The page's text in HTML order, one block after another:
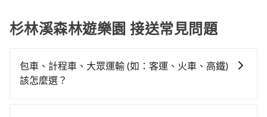
杉林溪森林遊樂園 接送常見問題
包車、計程車、大眾運輸 (如：客運、火車、高鐵)
該怎麼選？